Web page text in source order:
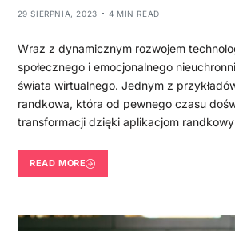
29 SIERPNIA, 2023 4 MIN READ
Wraz z dynamicznym rozwojem
społecznego i emocjonalnego
świata wirtualnego. Jednym z
randkowa, która od pewnego czasu
transformacji dzięki aplikacjom
READ MORE